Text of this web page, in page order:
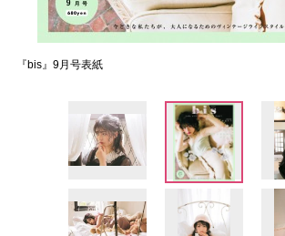
『bis』9月号表紙